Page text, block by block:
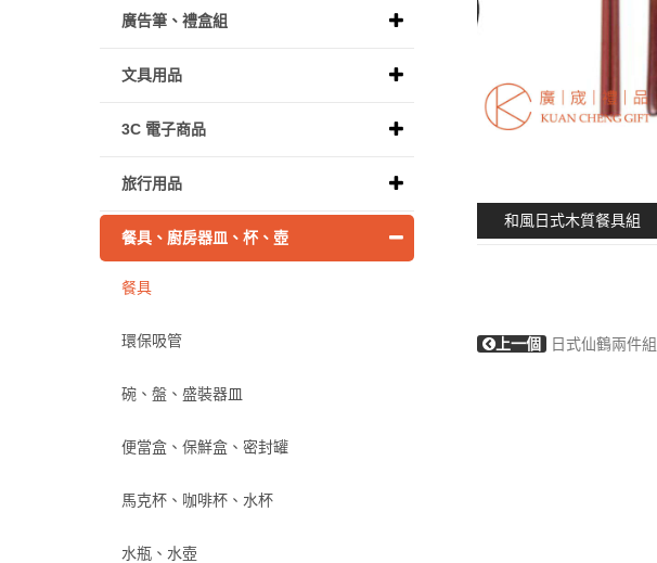
和風日式木質餐具組
上一個 日式仙鶴兩件組
廣告筆、禮盒組
文具用品
3C 電子商品
旅行用品
餐具、廚房器皿、杯、壺
餐具
環保吸管
碗、盤、盛裝器皿
便當盒、保鮮盒、密封罐
馬克杯、咖啡杯、水杯
水瓶、水壺